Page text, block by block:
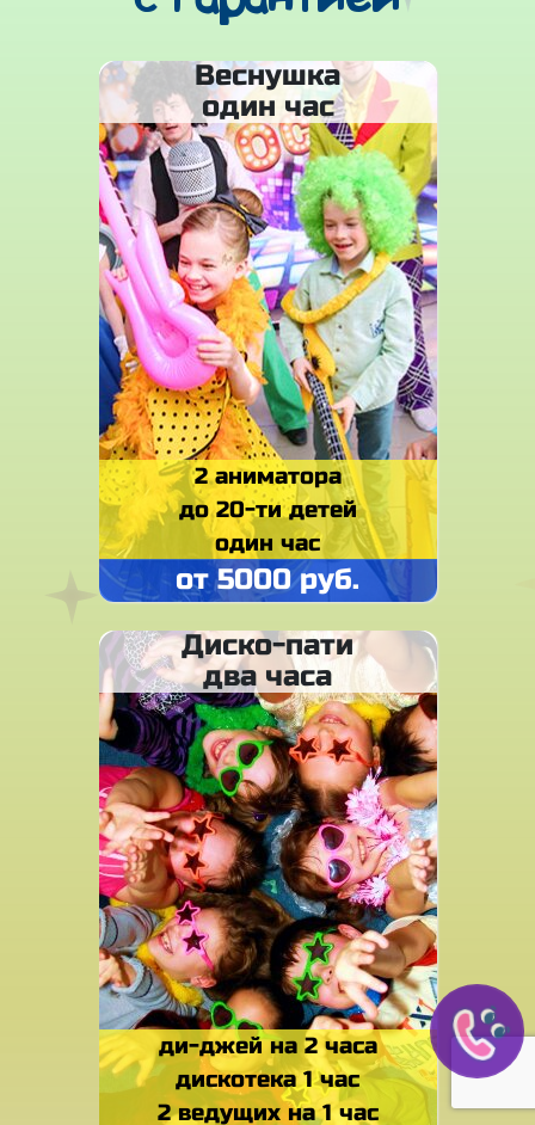
Веснушка
один час
2 аниматора
до 20-ти детей
один час
от 5000 руб.
Диско-пати
два часа
ди-джей на 2 часа
дискотека 1 час
2 ведущих на 1 час